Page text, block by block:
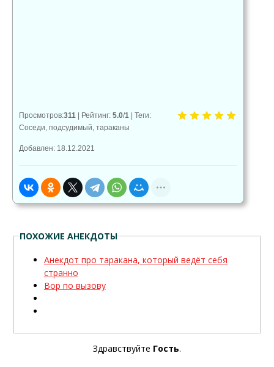
Просмотров:311 | Рейтинг: 5.0/1 | Теги:
Соседи подсудимый тараканы
Добавлен: 18.12.2021
ПОХОЖИЕ АНЕКДОТЫ
Анекдот про таракана, который ведёт себя
странно
Вор по вызову
Здравствуйте Гость.